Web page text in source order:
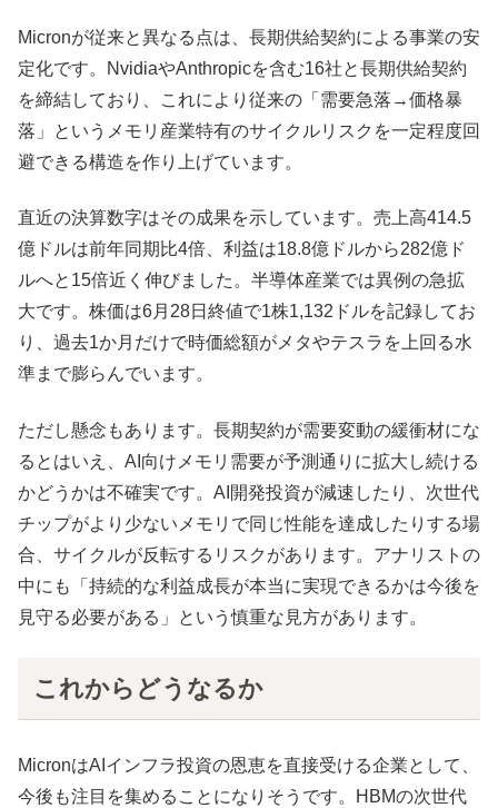
Micronが従来と異なる点は、長期供給契約による事業の安
定化です。NvidiaやAnthropicを含む16社と長期供給契約
を締結しており、これにより従来の「需要急落→価格暴
落」というメモリ産業特有のサイクルリスクを一定程度回
避できる構造を作り上げています。
直近の決算数字はその成果を示しています。売上高414.5
億ドルは前年同期比4倍、利益は18.8億ドルから282億ド
ルへと15倍近く伸びました。半導体産業では異例の急拡
大です。株価は6月28日終値で1株1,132ドルを記録してお
り、過去1か月だけで時価総額がメタやテスラを上回る水
準まで膨らんでいます。
ただし懸念もあります。長期契約が需要変動の緩衝材にな
るとはいえ、AI向けメモリ需要が予測通りに拡大し続ける
かどうかは不確実です。AI開発投資が減速したり、次世代
チップがより少ないメモリで同じ性能を達成したりする場
合、サイクルが反転するリスクがあります。アナリストの
中にも「持続的な利益成長が本当に実現できるかは今後を
見守る必要がある」という慎重な見方があります。
これからどうなるか
MicronはAIインフラ投資の恩恵を直接受ける企業として、
今後も注目を集めることになりそうです。HBMの次世代